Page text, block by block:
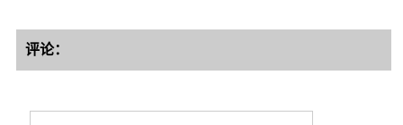
评论：